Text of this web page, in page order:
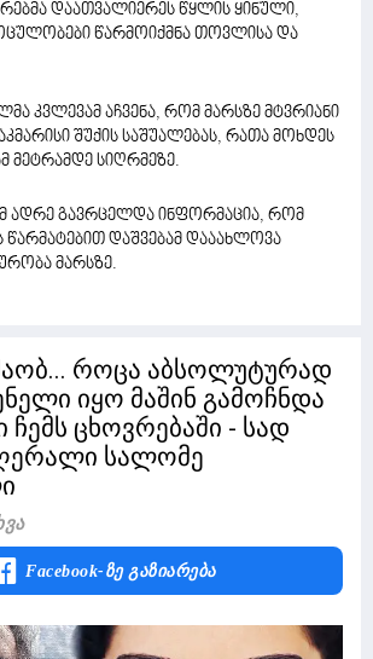
დაათვალიერეს წყლის ყინული,
წარმოიქმნა თოვლისა და
კვლევამ აჩვენა, რომ მარსზე მტვრიანი
შუქის საშუალებას, რათა მოხდეს
მეტრამდე სიღრმეზე.
ადრე გავრცელდა ინფორმაცია, რომ
წარმატებით დაშვებამ დააახლოვა
მარსზე.
როცა აბსოლუტურად
იყო მაშინ გამოჩნდა
ჩემს ცხოვრებაში - სად
სალომე
Facebook-Ზე Გაზიარება